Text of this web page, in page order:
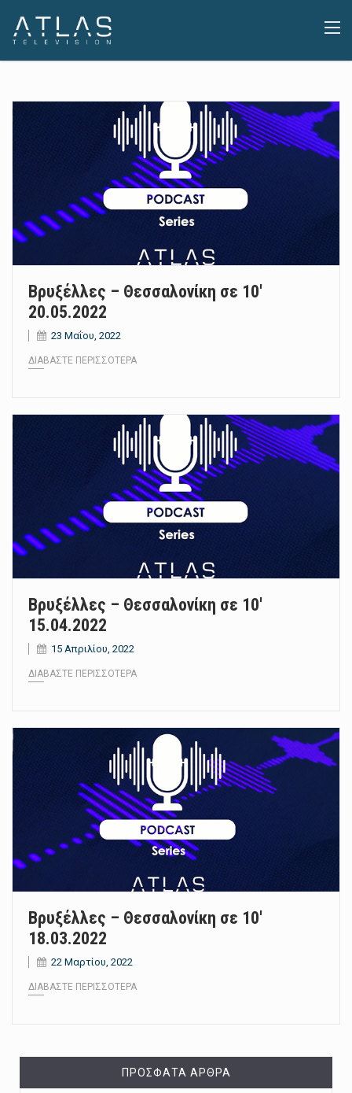
Βρυξέλλες – Θεσσαλονίκη σε 10′
20.05.2022
23 Μαΐου, 2022
ΔΙΑΒΆΣΤΕ ΠΕΡΙΣΣΌΤΕΡΑ
Βρυξέλλες – Θεσσαλονίκη σε 10′
15.04.2022
15 Απριλίου, 2022
ΔΙΑΒΆΣΤΕ ΠΕΡΙΣΣΌΤΕΡΑ
Βρυξέλλες – Θεσσαλονίκη σε 10′
18.03.2022
22 Μαρτίου, 2022
ΔΙΑΒΆΣΤΕ ΠΕΡΙΣΣΌΤΕΡΑ
ΠΡΌΣΦΑΤΑ ΆΡΘΡΑ